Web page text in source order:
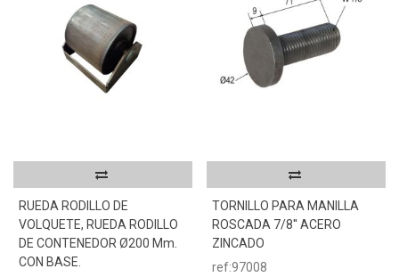
RUEDA RODILLO DE
VOLQUETE, RUEDA RODILLO
DE CONTENEDOR Ø200 Mm.
CON BASE.
TORNILLO PARA MANILLA
ROSCADA 7/8'' ACERO
ZINCADO
ref:97008